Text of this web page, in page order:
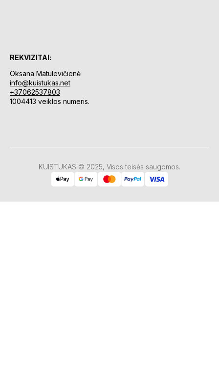
REKVIZITAI:
Oksana Matulevičienė
info@kuistukas.net
+37062537803
1004413 veiklos numeris.
KUISTUKAS © 2025, Visos teisės saugomos.